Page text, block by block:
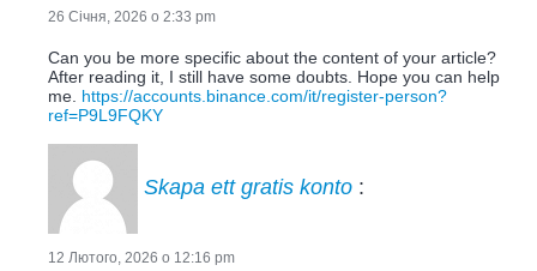
26 Січня, 2026 о 2:33 pm
Can you be more specific about the content of your article?
After reading it, I still have some doubts. Hope you can help
me. https://accounts.binance.com/it/register-person?
ref=P9L9FQKY
Skapa ett gratis konto :
12 Лютого, 2026 о 12:16 pm